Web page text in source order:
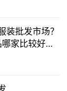
装批发市场？
家比较好？